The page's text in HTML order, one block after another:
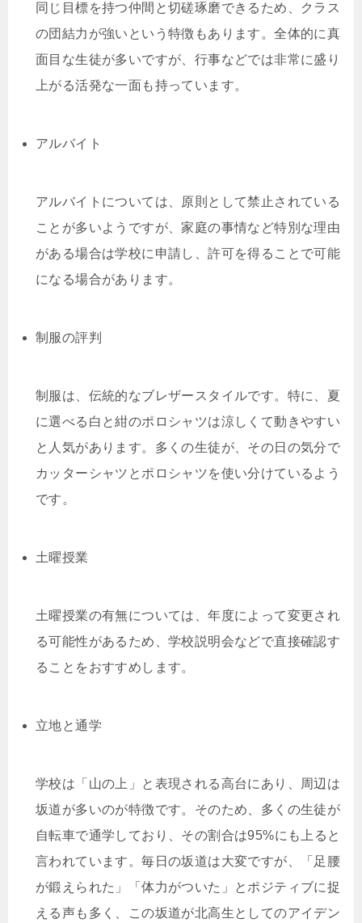
同じ目標を持つ仲間と切磋琢磨できるため、クラス
の団結力が強いという特徴もあります。全体的に真
面目な生徒が多いですが、行事などでは非常に盛り
上がる活発な一面も持っています。
アルバイト
アルバイトについては、原則として禁止されている
ことが多いようですが、家庭の事情など特別な理由
がある場合は学校に申請し、許可を得ることで可能
になる場合があります。
制服の評判
制服は、伝統的なブレザースタイルです。特に、夏
に選べる白と紺のポロシャツは涼しくて動きやすい
と人気があります。多くの生徒が、その日の気分で
カッターシャツとポロシャツを使い分けているよう
です。
土曜授業
土曜授業の有無については、年度によって変更され
る可能性があるため、学校説明会などで直接確認す
ることをおすすめします。
立地と通学
学校は「山の上」と表現される高台にあり、周辺は
坂道が多いのが特徴です。そのため、多くの生徒が
自転車で通学しており、その割合は95%にも上ると
言われています。毎日の坂道は大変ですが、「足腰
が鍛えられた」「体力がついた」とポジティブに捉
える声も多く、この坂道が北高生としてのアイデン